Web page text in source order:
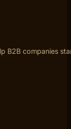
B2B companies